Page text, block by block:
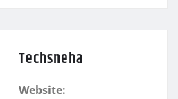
Techsneha
Website: